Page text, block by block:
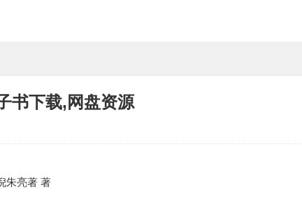
书下载,网盘资源
朱亮著 著